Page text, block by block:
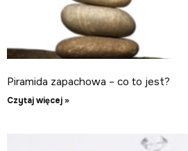
Piramida zapachowa – co to jest?
Czytaj więcej »